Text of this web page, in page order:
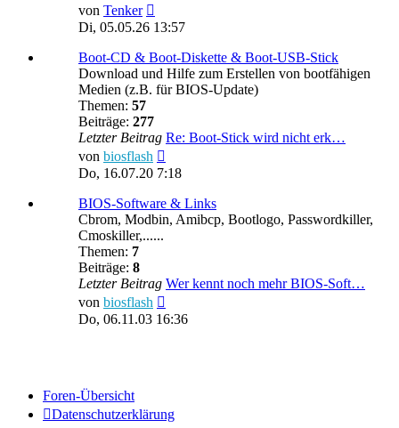
von Tenker
Beitrag
Di, 05.05.26 13:57
Boot-CD & Boot-Diskette & Boot-USB-Stick
Download und Hilfe zum Erstellen von bootfähigen
Medien (z.B. für BIOS-Update)
Themen: 57
Beiträge: 277
Letzter Beitrag Re: Boot-Stick wird nicht erk…
von biosflash
Beitrag
Do, 16.07.20 7:18
BIOS-Software & Links
Cbrom, Modbin, Amibcp, Bootlogo, Passwordkiller,
Cmoskiller,......
Themen: 7
Beiträge: 8
Letzter Beitrag Wer kennt noch mehr BIOS-Soft…
von biosflash
Beitrag
Do, 06.11.03 16:36
Foren-Übersicht
Datenschutzerklärung